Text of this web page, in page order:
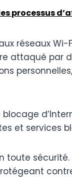
processus
Wi-Fi
attaqué
et services
sécurité.